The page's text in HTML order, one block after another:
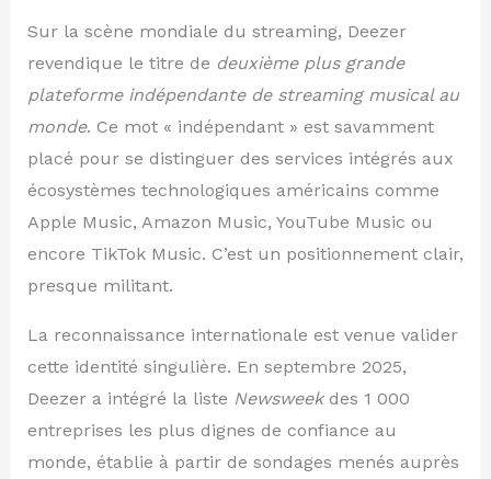
Sur la scène mondiale du streaming, Deezer
revendique le titre de deuxième plus grande
plateforme indépendante de streaming musical au
monde. Ce mot « indépendant » est savamment
placé pour se distinguer des services intégrés aux
écosystèmes technologiques américains comme
Apple Music, Amazon Music, YouTube Music ou
encore TikTok Music. C’est un positionnement clair,
presque militant.
La reconnaissance internationale est venue valider
cette identité singulière. En septembre 2025,
Deezer a intégré la liste Newsweekdes 1 000
entreprises les plus dignes de confiance au
monde, établie à partir de sondages menés auprès